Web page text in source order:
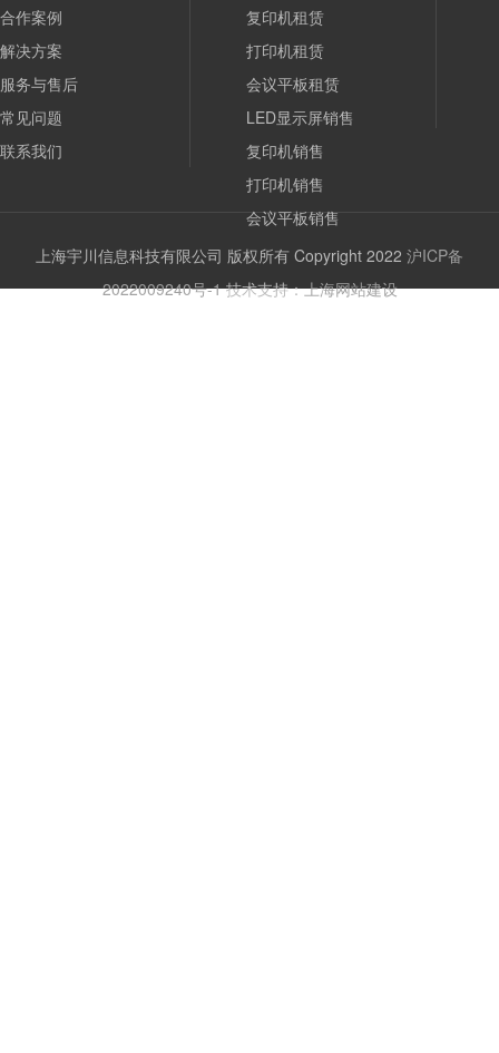
合作案例
解决方案
服务与售后
常见问题
联系我们
复印机租赁
打印机租赁
会议平板租赁
LED显示屏销售
复印机销售
打印机销售
会议平板销售
上海宇川信息科技有限公司 版权所有 Copyright 2022 沪ICP备
2022009240号-1技术支持：上海网站建设